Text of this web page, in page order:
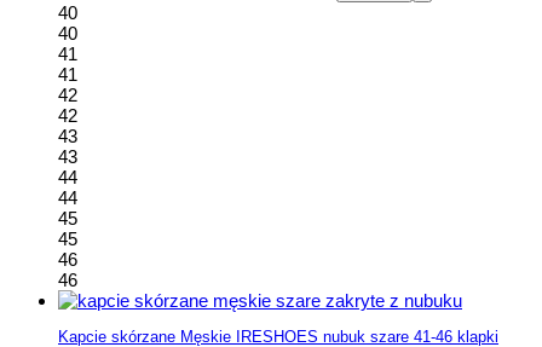
40
40
41
41
42
42
43
43
44
44
45
45
46
46
Kapcie skórzane Męskie IRESHOES nubuk szare 41-46 klapki